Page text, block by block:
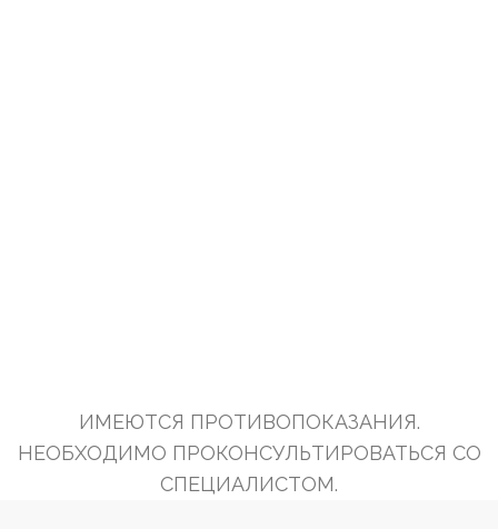
ИМЕЮТСЯ ПРОТИВОПОКАЗАНИЯ.
НЕОБХОДИМО ПРОКОНСУЛЬТИРОВАТЬСЯ СО
СПЕЦИАЛИСТОМ.